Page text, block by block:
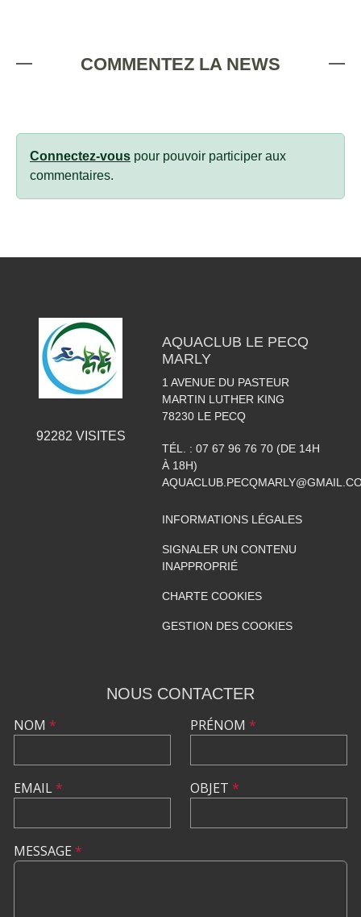
COMMENTEZ LA NEWS
Connectez-vous pour pouvoir participer aux
commentaires.
92282 VISITES
AQUACLUB LE PECQ
MARLY
1 AVENUE DU PASTEUR
MARTIN LUTHER KING
78230 LE PECQ
TÉL. : 07 67 96 76 70 (DE 14H
À 18H)
INFORMATIONS LÉGALES
SIGNALER UN CONTENU
INAPPROPRIÉ
CHARTE COOKIES
GESTION DES COOKIES
NOUS CONTACTER
NOM *
EMAIL*
PRÉNOM *
OBJET *
MESSAGE *